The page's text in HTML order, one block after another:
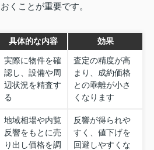
くことが重要です。
具体的な内容 効果
実際に物件を確
認し、設備や周
辺状況を精査す
る
査定の精度が高
まり、成約価格
との乖離が小さ
くなります
地域相場や内覧
反響をもとに売
り出し価格を調
反響が得られや
すく、値下げを
回避しやすくな